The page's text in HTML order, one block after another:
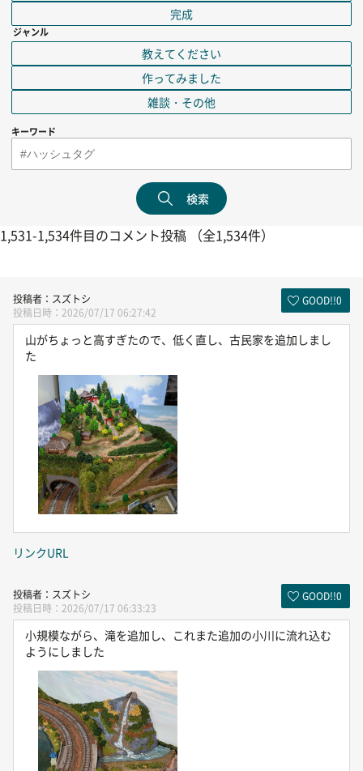
完成
ジャンル
教えてください
作ってみました
雑談・その他
キーワード
検索
1,531-1,534件目のコメント投稿 （全1,534件）
2026/07/17 06:27:42
スズトシ
山がちょっと高すぎたので、低く直し、古民家を追加しまし
た
GOOD!!0
リンクURL
2026/07/17 06:33:23
スズトシ
小規模ながら、滝を追加し、これまた追加の小川に流れ込む
ようにしました
GOOD!!0